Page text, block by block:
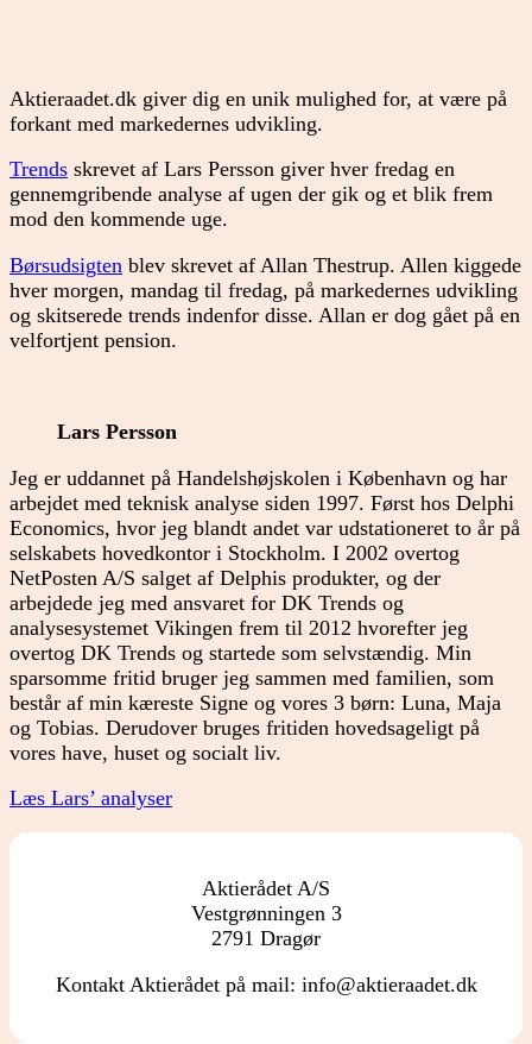
Aktieraadet.dk giver dig en unik mulighed for, at være på
forkant med markedernes udvikling.
Trends skrevet af Lars Persson giver hver fredag en
gennemgribende analyse af ugen der gik og et blik frem
mod den kommende uge.
Børsudsigten blev skrevet af Allan Thestrup. Allen kiggede
hver morgen, mandag til fredag, på markedernes udvikling
og skitserede trends indenfor disse. Allan er dog gået på en
velfortjent pension.
Lars Persson
Jeg er uddannet på Handelshøjskolen i København og har
arbejdet med teknisk analyse siden 1997. Først hos Delphi
Economics, hvor jeg blandt andet var udstationeret to år på
selskabets hovedkontor i Stockholm. I 2002 overtog
NetPosten A/S salget af Delphis produkter, og der
arbejdede jeg med ansvaret for DK Trends og
analysesystemet Vikingen frem til 2012 hvorefter jeg
overtog DK Trends og startede som selvstændig. Min
sparsomme fritid bruger jeg sammen med familien, som
består af min kæreste Signe og vores 3 børn: Luna, Maja
og Tobias. Derudover bruges fritiden hovedsageligt på
vores have, huset og socialt liv.
Læs Lars’ analyser
Aktierådet A/S
Vestgrønningen 3
2791 Dragør
Kontakt Aktierådet på mail: info@aktieraadet.dk